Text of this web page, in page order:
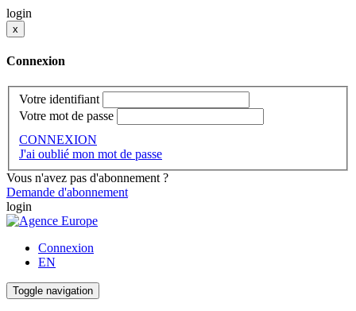
login
x
Connexion
Votre identifiant
Votre mot de passe
CONNEXION
J'ai oublié mon mot de passe
Vous n'avez pas d'abonnement ?
Demande d'abonnement
login
Connexion
EN
Toggle navigation